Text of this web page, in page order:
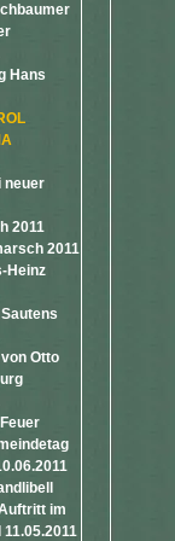
Hans
neuer
2011
2011
Heinz
Otto
im